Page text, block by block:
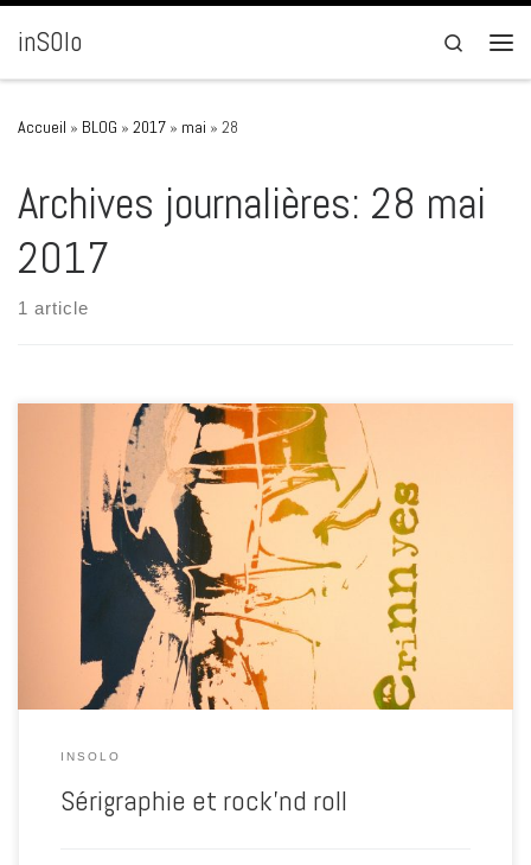
Passer au contenu
inSOlo
Search
Accueil » BLOG » 2017 » mai » 28
Archives journalières: 28 mai
2017
1 article
en avant la musique ! Cette semaine c’est sérigraphie … tirage
unique sur papier tirage unique sur carton noir 15 € Tirage unique
sur papier 120g rehaussé de pochoir 15 € tirage unique sur plaque
plastique rehaussé d’un texte 20€ tirage unique sur papier
rehaussé pochoir ( collaboration avec L.M.) […]
INSOLO
Sérigraphie et rock’nd roll